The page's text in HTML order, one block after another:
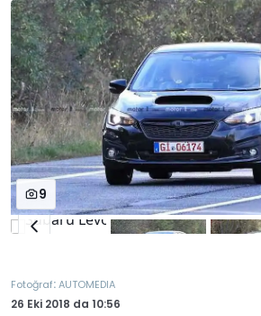
9
Fotoğraf:AUTOMEDIA
26 Eki 2018 da 10:56